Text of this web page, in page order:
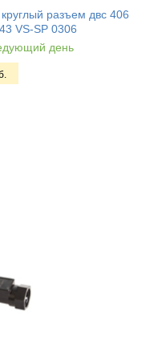
разъем двс 406
VS-SP 0306
день